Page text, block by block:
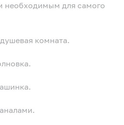
необходимым для самого
комната.